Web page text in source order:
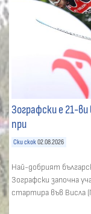
Зографски е 21-
при
Ски скок 02.08.2026
Най-добрият
Зографски започна
стартира във Висла